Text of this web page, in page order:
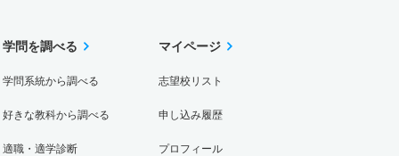
学問を調べる
学問系統から調べる
好きな教科から調べる
適職・適学診断
マイページ
志望校リスト
申し込み履歴
プロフィール